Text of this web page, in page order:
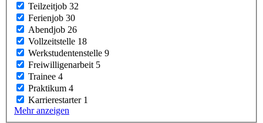
Teilzeitjob 32
Ferienjob 30
Abendjob 26
Vollzeitstelle 18
Werkstudentenstelle 9
Freiwilligenarbeit 5
Trainee 4
Praktikum 4
Karrierestarter 1
Mehr anzeigen